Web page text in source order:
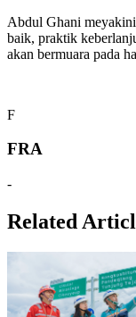
Abdul Ghani
baik, praktik
akan bermuara pada
F
FRA
-
Related